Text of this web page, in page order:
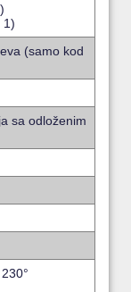
1)
(samo kod
sa odloženim